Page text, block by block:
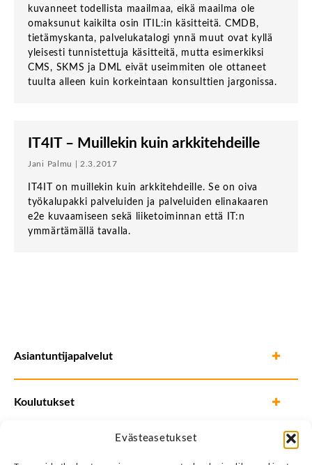
Evästeasetukset
kuvanneet todellista maailmaa, eikä maailma ole
omaksunut kaikilta osin ITIL:in käsitteitä. CMDB,
tietämyskanta, palvelukatalogi ynnä muut ovat kyllä
yleisesti tunnistettuja käsitteitä, mutta esimerkiksi
CMS, SKMS ja DML eivät useimmiten ole ottaneet
tuulta alleen kuin korkeintaan konsulttien jargonissa.
IT4IT – Muillekin kuin arkkitehdeille
Jani Palmu | 2.3.2017
IT4IT on muillekin kuin arkkitehdeille. Se on oiva
työkalupakki palveluiden ja palveluiden elinakaaren
e2e kuvaamiseen sekä liiketoiminnan että IT:n
ymmärtämällä tavalla.
Asiantuntijapalvelut
Koulutukset